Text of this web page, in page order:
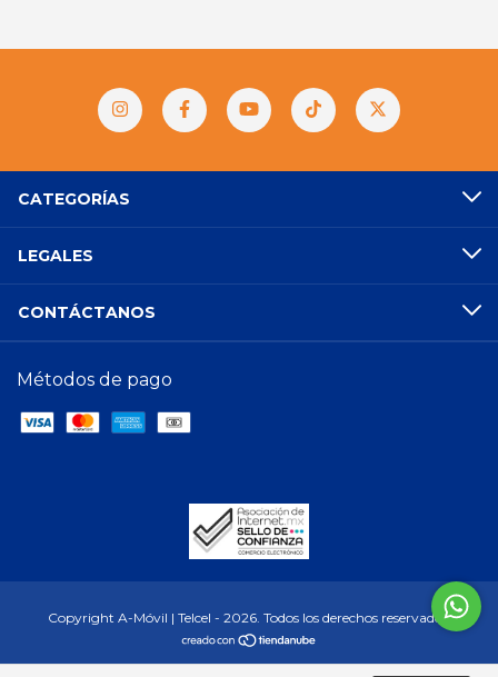
CATEGORÍAS
LEGALES
CONTÁCTANOS
Métodos de pago
Copyright A-Móvil | Telcel - 2026. Todos los derechos reservados.